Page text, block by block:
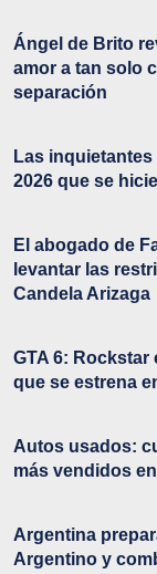
Ángel de Brito
amor a tan solo
separación
Las
2026 que se
El abogado de
levantar las
Candela Arizaga
GTA 6: Rockstar
que se estrena
Autos usados:
más vendidos
Argentina
Argentino y